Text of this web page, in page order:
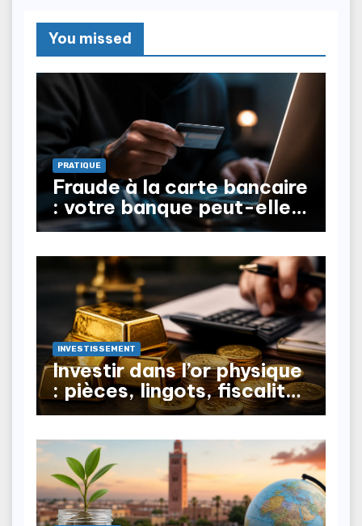
You missed
PRATIQUE
Fraude à la carte bancaire
: votre banque peut-elle
vous rembourser ?
INVESTISSEMENT
Investir dans l’or physique
: pièces, lingots, fiscalité
à la revente